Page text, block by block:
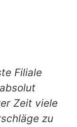
Filiale
Zeit viele
zu